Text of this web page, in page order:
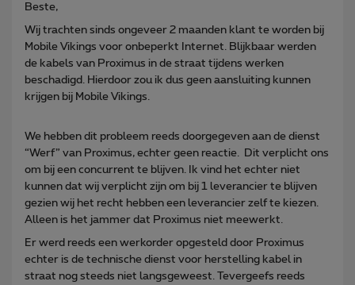
Beste,
Wij trachten sinds ongeveer 2 maanden klant te worden bij
Mobile Vikings voor onbeperkt Internet. Blijkbaar werden
de kabels van Proximus in de straat tijdens werken
beschadigd. Hierdoor zou ik dus geen aansluiting kunnen
krijgen bij Mobile Vikings.
We hebben dit probleem reeds doorgegeven aan de dienst
“Werf” van Proximus, echter geen reactie. Dit verplicht ons
om bij een concurrent te blijven. Ik vind het echter niet
kunnen dat wij verplicht zijn om bij 1 leverancier te blijven
gezien wij het recht hebben een leverancier zelf te kiezen.
Alleen is het jammer dat Proximus niet meewerkt.
Er werd reeds een werkorder opgesteld door Proximus
echter is de technische dienst voor herstelling kabel in
straat nog steeds niet langsgeweest. Tevergeefs reeds